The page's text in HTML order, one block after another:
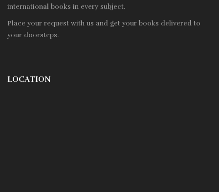
international books in every subject.
Place your request with us and get your books delivered to
your doorsteps.
LOCATION